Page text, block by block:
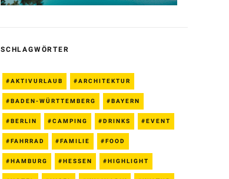
SCHLAGWÖRTER
AKTIVURLAUB ARCHITEKTUR
BADEN-WÜRTTEMBERG BAYERN
BERLIN CAMPING DRINKS EVENT
FAHRRAD FAMILIE FOOD
HAMBURG HESSEN HIGHLIGHT